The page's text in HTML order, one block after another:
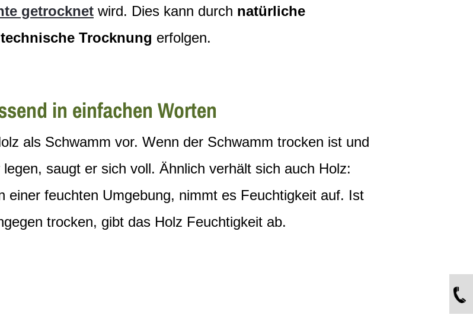
getrocknet wird. Dies kann durch natürliche
technische Trocknung erfolgen.
in einfachen Worten
als Schwamm vor. Wenn der Schwamm trocken ist und
saugt er sich voll. Ähnlich verhält sich auch Holz:
einer feuchten Umgebung, nimmt es Feuchtigkeit auf. Ist
trocken, gibt das Holz Feuchtigkeit ab.